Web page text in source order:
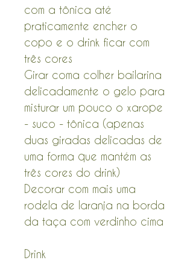
com a tônica até
praticamente encher o
copo e o drink ficar com
três cores
Girar coma colher bailarina
delicadamente o gelo para
misturar um pouco o xarope
- suco - tônica (apenas
duas giradas delicadas de
uma forma que mantém as
três cores do drink)
Decorar com mais uma
rodela de laranja na borda
da taça com verdinho cima
Drink